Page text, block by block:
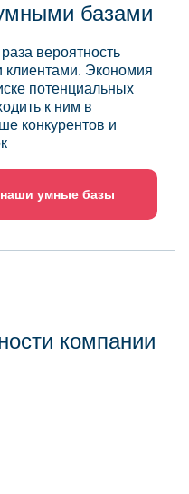
базами
вероятность
клиентами. Экономия
потенциальных
к ним в
конкурентов и
наши умные базы
компании